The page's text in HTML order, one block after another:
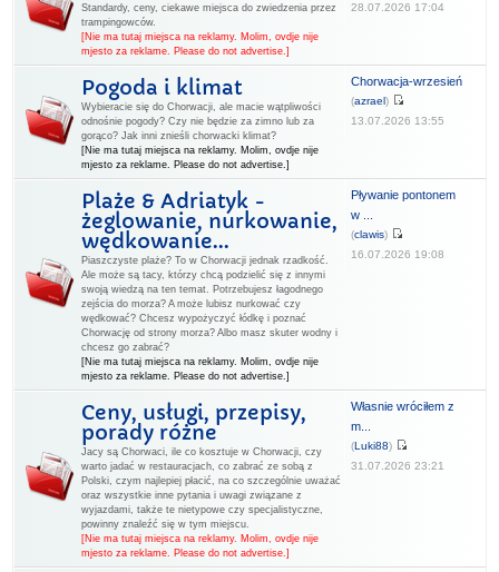
Standardy, ceny, ciekawe miejsca do zwiedzenia przez
trampingowców.
[Nie ma tutaj miejsca na reklamy. Molim, ovdje nije
mjesto za reklame. Please do not advertise.]
28.07.2026 17:04
Pogoda i klimat
Wybieracie się do Chorwacji, ale macie wątpliwości
odnośnie pogody? Czy nie będzie za zimno lub za
gorąco? Jak inni znieśli chorwacki klimat?
[Nie ma tutaj miejsca na reklamy. Molim, ovdje nije
mjesto za reklame. Please do not advertise.]
Chorwacja-wrzesień
(azrael)
13.07.2026 13:55
Plaże & Adriatyk -
żeglowanie, nurkowanie,
wędkowanie...
Piaszczyste plaże? To w Chorwacji jednak rzadkość.
Ale może są tacy, którzy chcą podzielić się z innymi
swoją wiedzą na ten temat. Potrzebujesz łagodnego
zejścia do morza? A może lubisz nurkować czy
wędkować? Chcesz wypożyczyć łódkę i poznać
Chorwację od strony morza? Albo masz skuter wodny i
chcesz go zabrać?
[Nie ma tutaj miejsca na reklamy. Molim, ovdje nije
mjesto za reklame. Please do not advertise.]
Pływanie pontonem
w ...
(clawis)
16.07.2026 19:08
Ceny, usługi, przepisy,
porady różne
Jacy są Chorwaci, ile co kosztuje w Chorwacji, czy
warto jadać w restauracjach, co zabrać ze sobą z
Polski, czym najlepiej płacić, na co szczególnie uważać
oraz wszystkie inne pytania i uwagi związane z
wyjazdami, także te nietypowe czy specjalistyczne,
powinny znaleźć się w tym miejscu.
[Nie ma tutaj miejsca na reklamy. Molim, ovdje nije
mjesto za reklame. Please do not advertise.]
Własnie wróciłem z
m...
(Luki88)
31.07.2026 23:21